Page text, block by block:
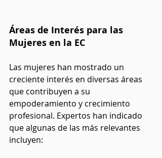
Áreas de Interés para las
Mujeres en la EC
Las mujeres han mostrado un
creciente interés en diversas áreas
que contribuyen a su
empoderamiento y crecimiento
profesional. Expertos han indicado
que algunas de las más relevantes
incluyen: